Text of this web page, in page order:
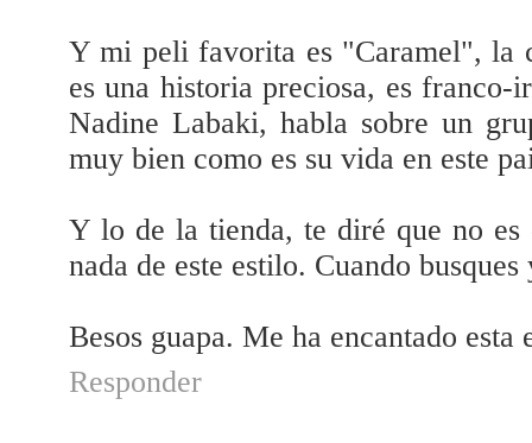
Y mi peli favorita es "Caramel", la
es una historia preciosa, es
Nadine Labaki, habla sobre un
muy bien como es su vida en este
Y lo de la tienda, te diré que no
nada de este estilo. Cuando
Besos guapa. Me ha encantado
Responder